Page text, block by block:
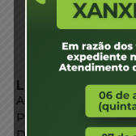
LINKS EXTERNOS
Agência de Notícias
Portal de Serviços